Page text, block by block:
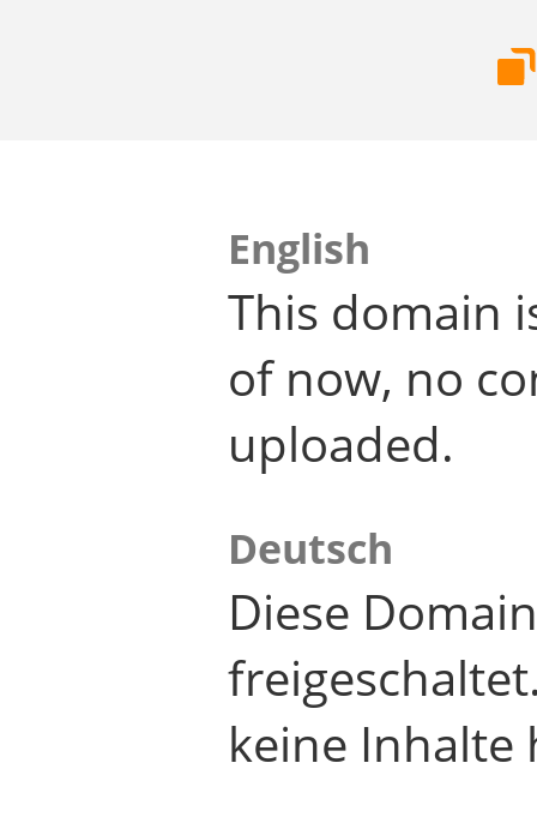
English
This domain
of now, no
uploaded.
Deutsch
Diese
keine Inhalte